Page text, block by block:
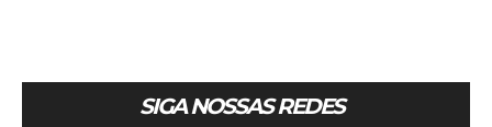
SIGA NOSSAS REDES